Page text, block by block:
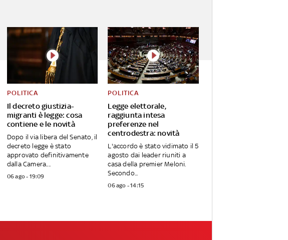
Il decreto giustizia-
migranti è legge: cosa
contiene e le novità
POLITICA
Dopo il via libera del Senato, il
decreto legge è stato
approvato definitivamente
dalla Camera....
06 ago - 19:09
Legge elettorale,
raggiunta intesa
preferenze nel
centrodestra: novità
POLITICA
L'accordo è stato vidimato il 5
agosto dai leader riuniti a
casa della premier Meloni.
Secondo...
06 ago - 14:15